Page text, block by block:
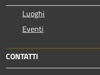
Luoghi
Eventi
CONTATTI